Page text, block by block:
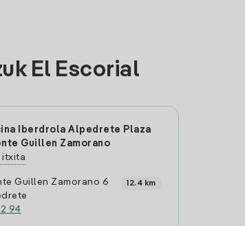
El Escorial
Iberdrola Alpedrete Plaza
Guillen Zamorano
itxita
Guillen Zamorano 6
94
12.4 km